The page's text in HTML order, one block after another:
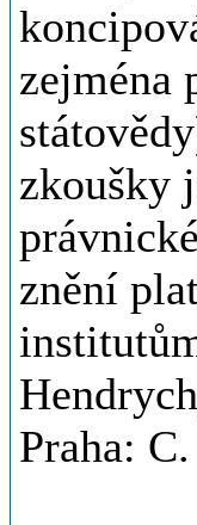
zejména
zkoušky
znění
Praha: